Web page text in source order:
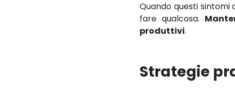
Quando questi
fare qualcosa.
produttivi.
Strategie